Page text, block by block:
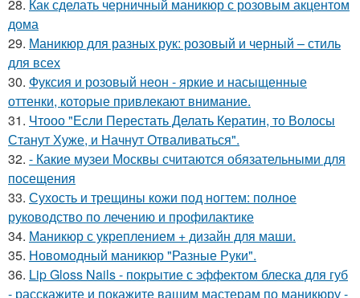
28. Как сделать черничный маникюр с розовым акцентом
дома
29. Маникюр для разных рук: розовый и черный – стиль
для всех
30. Фуксия и розовый неон - яркие и насыщенные
оттенки, которые привлекают внимание.
31. Чтооо "Если Перестать Делать Кератин, то Волосы
Станут Хуже, и Начнут Отваливаться".
32. - Какие музеи Москвы считаются обязательными для
посещения
33. Сухость и трещины кожи под ногтем: полное
руководство по лечению и профилактике
34. Маникюр с укреплением + дизайн для маши.
35. Новомодный маникюр "Разные Руки".
36. Lip Gloss Nails - покрытие с эффектом блеска для губ
- расскажите и покажите вашим мастерам по маникюру -